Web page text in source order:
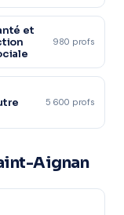
et
980 profs
5 600 profs
Aignan